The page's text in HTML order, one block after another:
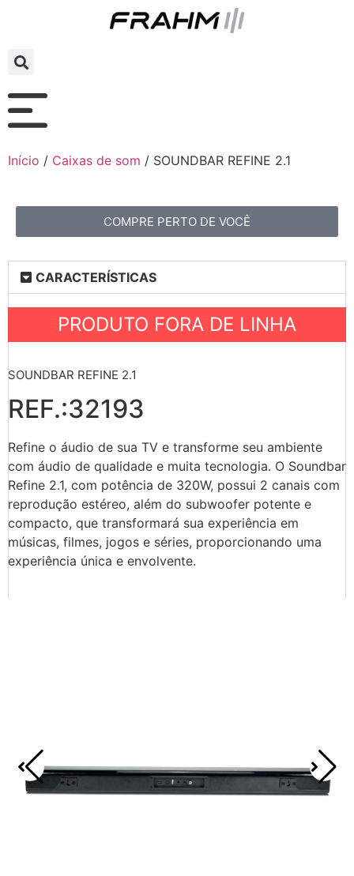
Início / Caixas de som / SOUNDBAR REFINE 2.1
COMPRE PERTO DE VOCÊ
CARACTERÍSTICAS
PRODUTO FORA DE LINHA
SOUNDBAR REFINE 2.1
REF.:32193
Refine o áudio de sua TV e transforme seu ambiente
com áudio de qualidade e muita tecnologia. O Soundbar
Refine 2.1, com potência de 320W, possui 2 canais com
reprodução estéreo, além do subwoofer potente e
compacto, que transformará sua experiência em
músicas, filmes, jogos e séries, proporcionando uma
experiência única e envolvente.